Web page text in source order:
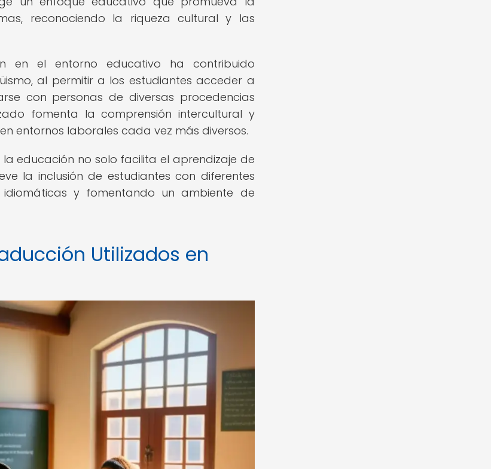
reconociendo la riqueza cultural y las
en el entorno educativo ha contribuido
al permitir a los estudiantes acceder a
con personas de diversas procedencias
fomenta la comprensión intercultural y
entornos laborales cada vez más diversos.
educación no solo facilita el aprendizaje de
la inclusión de estudiantes con diferentes
idiomáticas y fomentando un ambiente de
Utilizados en